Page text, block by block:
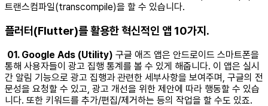
트랜스컴파일(transcompile)을 할 수 있습니다. ​ ​
플러터(Flutter)를 활용한 혁신적인 앱 10가지.
01. Google Ads (Utility) 구글 애즈 앱은 안드로이드 스마트폰을
통해 사용자들이 광고 집행 통계를 볼 수 있게 해줍니다. 이 앱은 실시
간 알림 기능으로 광고 집행과 관련한 세부사항을 보여주며, 구글의 전
문성을 요청할 수 있고, 광고 개선을 위한 제안에 따라 행동할 수 있습
니다. 또한 키워드를 추가/편집/제거하는 등의 작업을 할 수도 있죠. ​ ​